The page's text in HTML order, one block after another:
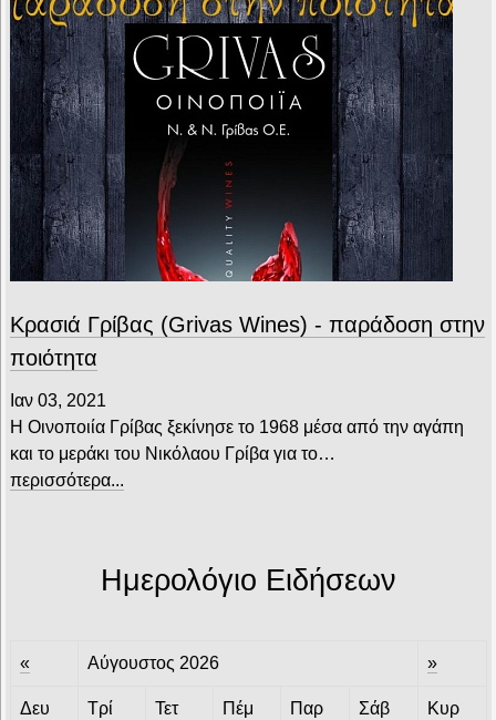
Κρασιά Γρίβας (Grivas Wines) - παράδοση στην
ποιότητα
Ιαν 03, 2021
Η Οινοποιία Γρίβας ξεκίνησε το 1968 μέσα από την αγάπη
και το μεράκι του Νικόλαου Γρίβα για το…
περισσότερα...
Ημερολόγιο Ειδήσεων
« Αύγουστος 2026 »
Δευ Τρί Τετ Πέμ Παρ Σάβ Κυρ